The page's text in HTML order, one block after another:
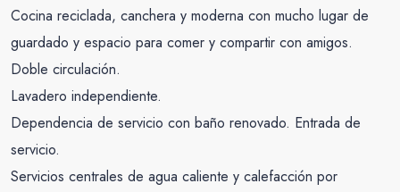
Cocina reciclada, canchera y moderna con mucho lugar de
guardado y espacio para comer y compartir con amigos.
Doble circulación.
Lavadero independiente.
Dependencia de servicio con baño renovado. Entrada de
servicio.
Servicios centrales de agua caliente y calefacción por